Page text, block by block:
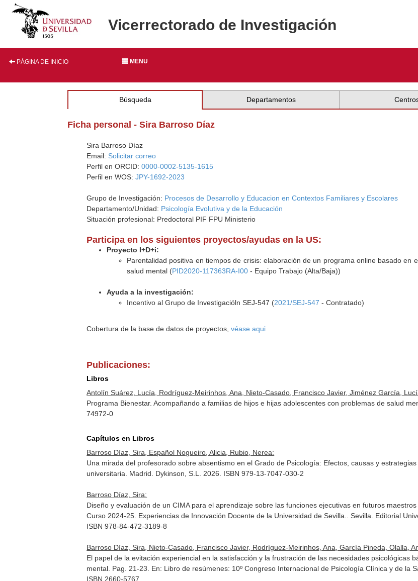
Vicerrectorado de Investigación
PÁGINA DE INICIO MENU
Búsqueda Departamentos
Ficha personal - Sira Barroso Díaz
Sira Barroso Díaz
Email: Solicitar correo
Perfil en ORCID:0000-0002-5135-1615
Perfil en WOS:JPY-1692-2023
Grupo de Investigación: Procesos de Desarrollo y Educacion en Contextos Familiares y Escolares
Departamento/Unidad: Psicología Evolutiva y de la Educación
Situación profesional: Predoctoral PIF FPU Ministerio
Participa en los siguientes proyectos/ayudas en la US:
Proyecto I+D+i:
Parentalidad positiva en tiempos de crisis: elaboración de un programa online basado en
salud mental (PID2020-117363RA-I00 - Equipo Trabajo (Alta/Baja))
Ayuda a la investigación:
Incentivo al Grupo de Investigacióln SEJ-547 (2021/SEJ-547 - Contratado)
Cobertura de la base de datos de proyectos,véase aqui
Publicaciones:
Libros
Antolín Suárez, Lucía, Rodríguez-Meirinhos, Ana, Nieto-Casado, Francisco Javier, Jiménez García,
Programa Bienestar. Acompañando a familias de hijos e hijas adolescentes con problemas de salud
74972-0
Capítulos en Libros
Barroso Díaz, Sira, Español Nogueiro, Alicia, Rubio, Nerea:
Una mirada del profesorado sobre absentismo en el Grado de Psicología: Efectos, causas y
universitaria . Madrid. Dykinson, S.L. 2026. ISBN 979-13-7047-030-2
Barroso Díaz, Sira:
Diseño y evaluación de un CIMA para el aprendizaje sobre las funciones ejecutivas en futuros
Curso 2024-25. Experiencias de Innovación Docente de la Universidad de Sevilla.
. Sevilla. Editorial
ISBN 978-84-472-3189-8
Barroso Díaz, Sira, Nieto-Casado, Francisco Javier, Rodríguez-Meirinhos, Ana, García Pineda, Olalla,
El papel de la evitación experiencial en la satisfacción y la frustración de las necesidades psicológicas
mental. Pag. 21-23. En: Libro de resúmenes: 10º Congreso Internacional de Psicología Clínica y de la
ISBN 2660-5767